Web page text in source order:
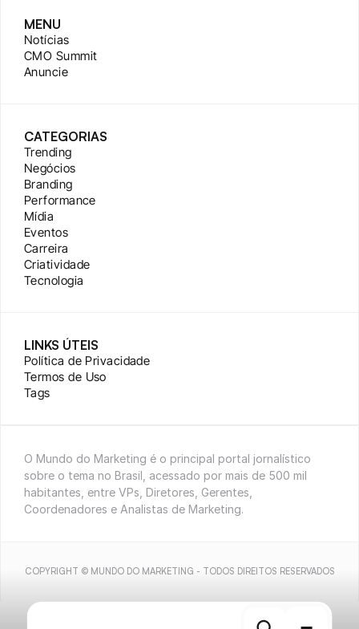
MENU
Notícias
CMO Summit
Anuncie
CATEGORIAS
Trending
Negócios
Branding
Performance
Mídia
Eventos
Carreira
Criatividade
Tecnologia
LINKS ÚTEIS
Política de Privacidade
Termos de Uso
Tags
O Mundo do Marketing é o principal portal jornalístico
sobre o tema no Brasil, acessado por mais de 500 mil
habitantes, entre VPs, Diretores, Gerentes,
Coordenadores e Analistas de Marketing.
COPYRIGHT © MUNDO DO MARKETING - TODOS DIREITOS RESERVADOS